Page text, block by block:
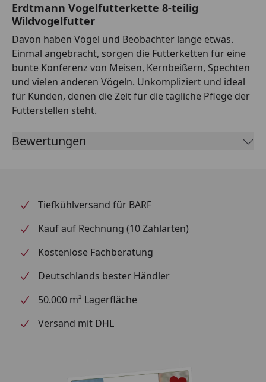
Erdtmann Vogelfutterkette 8-teilig
Wildvogelfutter
Davon haben Vögel und Beobachter lange etwas.
Einmal angebracht, sorgen die Futterketten für eine
bunte Konferenz von Meisen, Kernbeißern, Spechten
und vielen anderen Vögeln. Unkompliziert und ideal
für Kunden, denen die Zeit für die tägliche Pflege der
Futterstellen steht.
Bewertungen
Tiefkühlversand für BARF
Kauf auf Rechnung (10 Zahlarten)
Kostenlose Fachberatung
Deutschlands bester Händler
50.000 m² Lagerfläche
Versand mit DHL